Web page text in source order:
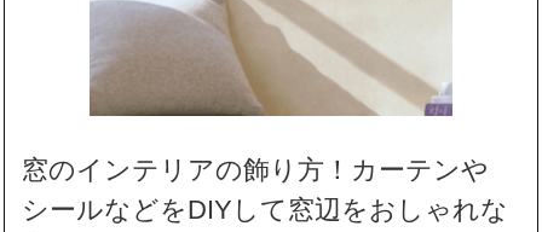
窓のインテリアの飾り方！カーテンや
シールなどをDIYして窓辺をおしゃれな